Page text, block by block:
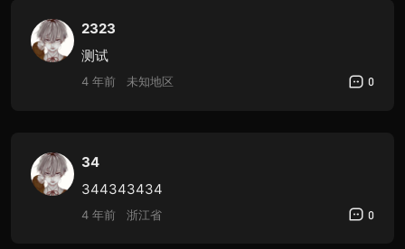
2323
测试
4 年前 未知地区 0
34
344343434
4 年前 浙江省 0